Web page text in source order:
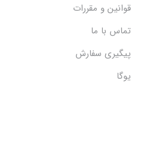
قوانین و مقررات
تماس با ما
پیگیری سفارش
یوگا